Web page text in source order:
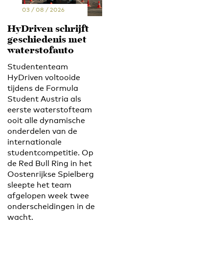
03 / 08 / 2026
HyDriven schrijft
geschiedenis met
waterstofauto
Studententeam
HyDriven voltooide
tijdens de Formula
Student Austria als
eerste waterstofteam
ooit alle dynamische
onderdelen van de
internationale
studentcompetitie. Op
de Red Bull Ring in het
Oostenrijkse Spielberg
sleepte het team
afgelopen week twee
onderscheidingen in de
wacht.